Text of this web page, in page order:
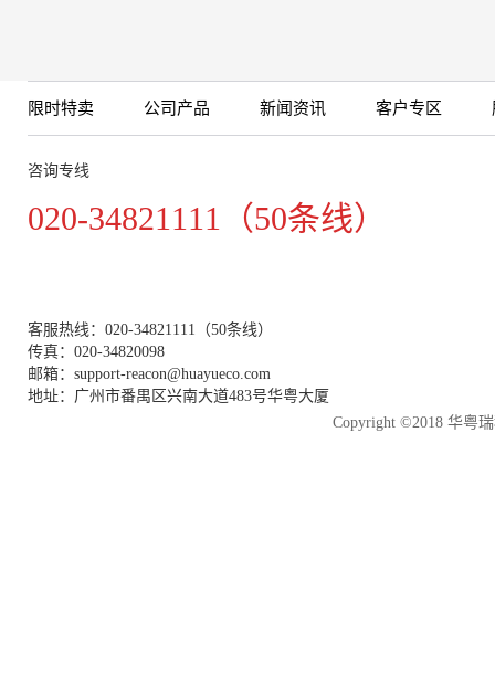
限时特卖 公司产品 新闻资讯 客户专区
咨询专线
020-34821111（50条线）
客服热线：020-34821111（50条线）
传真：020-34820098
邮箱：support-reacon@huayueco.com
地址：广州市番禺区兴南大道483号华粤大厦
Copyright ©2018 华粤